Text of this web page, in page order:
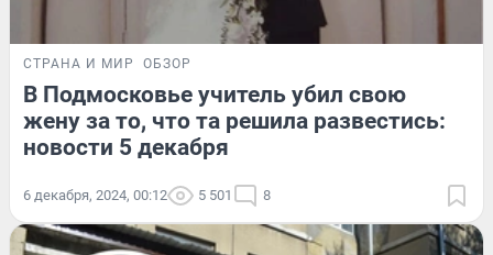
СТРАНА И МИР ОБЗОР
В Подмосковье учитель убил свою
жену за то, что та решила развестись:
новости 5 декабря
6 декабря, 2024, 00:12 5 501 8